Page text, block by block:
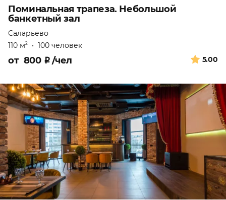
Поминальная трапеза. Небольшой
банкетный зал
Саларьево
110 м2 • 100 человек
5.00
от 800 ₽/чел